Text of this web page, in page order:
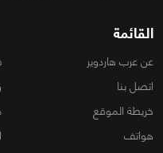
القائمة
عن عرب هاردوير
اتصل بنا
خريطة الموقع
هواتف